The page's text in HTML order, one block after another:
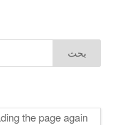
the page again